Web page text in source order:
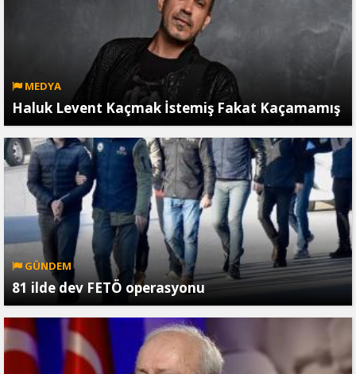
MEDYA
Haluk Levent Kaçmak İstemiş Fakat Kaçamamış
GÜNDEM
81 ilde dev FETÖ operasyonu